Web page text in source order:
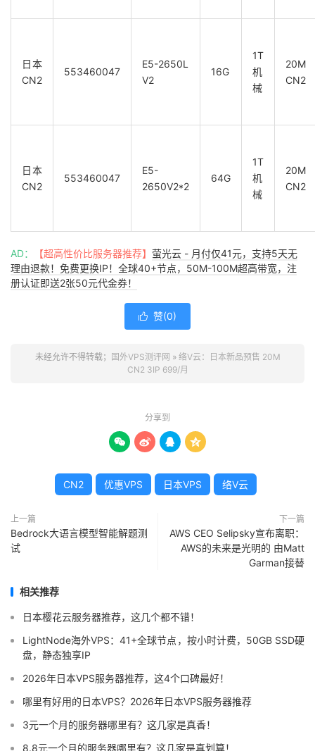
日本
CN2
553460047
E5-2650L
V2
16G
1T
机
械
20M
CN2
日本
CN2
553460047
E5-
2650V2*2
64G
1T
机
械
20M
CN2
AD： 【超高性价比服务器推荐】 萤光云 - 月付仅41元，支持5天无
理由退款！免费更换IP！全球40+节点，50M-100M超高带宽，注
册认证即送2张50元代金券！
 赞(0)
未经允许不得转载； 国外VPS测评网 » 络V云：日本新品预售 20M
CN2 3IP 699/月
分享到
   
CN2 优惠VPS 日本VPS 络V云
上一篇
Bedrock大语言模型智能解题测
试
下一篇
AWS CEO Selipsky宣布离职：
AWS的未来是光明的 由Matt
Garman接替
相关推荐
日本樱花云服务器推荐，这几个都不错！
LightNode海外VPS：41+全球节点，按小时计费，50GB SSD硬
盘，静态独享IP
2026年日本VPS服务器推荐，这4个口碑最好！
哪里有好用的日本VPS？2026年日本VPS服务器推荐
3元一个月的服务器哪里有？这几家是真香！
8.8元一个月的服务器哪里有？这几家是真划算！